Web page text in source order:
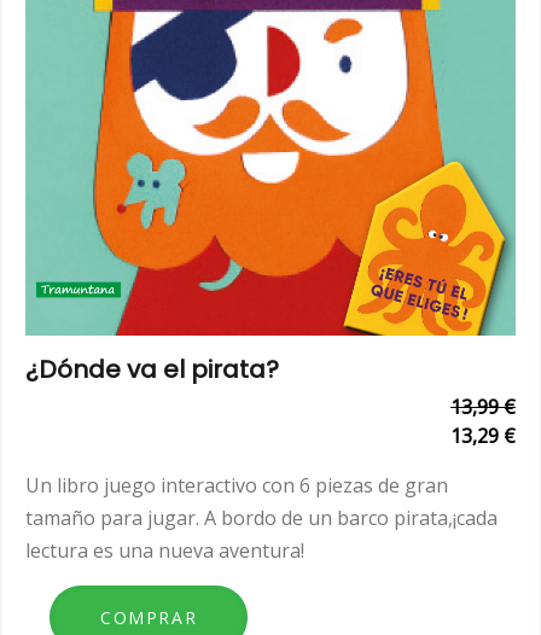
¿Dónde va el pirata?
13,99 €
13,29 €
Un libro juego interactivo con 6 piezas de gran
tamaño para jugar. A bordo de un barco pirata,¡cada
lectura es una nueva aventura!